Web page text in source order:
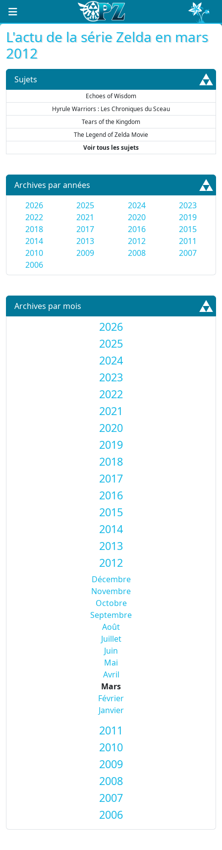
L'actu de la série Zelda en mars
2012
Sujets
Echoes of Wisdom
Hyrule Warriors : Les Chroniques du Sceau
Tears of the Kingdom
The Legend of Zelda Movie
Voir tous les sujets
Archives par années
2026
2025 2024
2023
2022
2021 2020
2019
2018
2017 2016
2015
2014
2013 2012
2011
2010
2009 2008
2007
2006
Archives par mois
2026
2025
2024
2023
2022
2021
2020
2019
2018
2017
2016
2015
2014
2013
2012
Décembre
Novembre
Octobre
Septembre
Août
Juillet
Juin
Mai
Avril
Mars
Février
Janvier
2011
2010
2009
2008
2007
2006